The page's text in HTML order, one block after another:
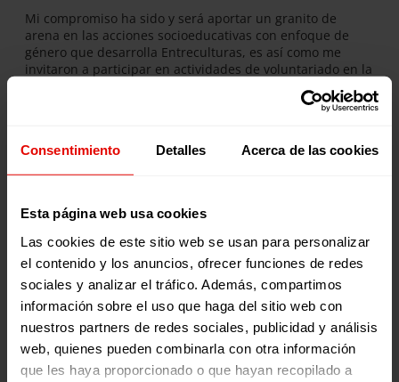
Consentimiento Detalles Acerca de las cookies
Esta página web usa cookies
Las cookies de este sitio web se usan para personalizar
el contenido y los anuncios, ofrecer funciones de redes
sociales y analizar el tráfico. Además, compartimos
información sobre el uso que haga del sitio web con
nuestros partners de redes sociales, publicidad y análisis
web, quienes pueden combinarla con otra información
que les haya proporcionado o que hayan recopilado a
Mi compromiso ha sido y será aportar un granito de
arena en las acciones socioeducativas con enfoque de
género que desarrolla Entreculturas, es así como me
invitaron a participar en actividades de voluntariado en la
Delegación de Madrid, donde actualmente acompaño en
eventos puntuales sobre Derechos de las Mujeres,
Recientemente, estuve acompañando a la Delegación de
que nos animó y recargó fuerzas al sentir que claramente
somos muchas las personas luchando por las mismas
causas. Toda esta experiencia en Entreculturas ha sido
transformadora, y nos compromete a seguir haciendo
camino hacia una educación de calidad integral.
Noticias relacionadas: